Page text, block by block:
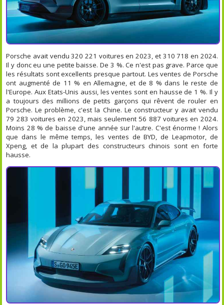
Porsche avait vendu 320 221 voitures en 2023, et 310 718 en 2024.
Il y donc eu une petite baisse. De 3 %. Ce n'est pas grave. Parce que
les résultats sont excellents presque partout. Les ventes de Porsche
ont augmenté de 11 % en Allemagne, et de 8 % dans le reste de
l'Europe. Aux Etats-Unis aussi, les ventes sont en hausse de 1 %. Il y
a toujours des millions de petits garçons qui rêvent de rouler en
Porsche. Le problème, c'est la Chine. Le constructeur y avait vendu
79 283 voitures en 2023, mais seulement 56 887 voitures en 2024.
Moins 28 % de baisse d'une année sur l'autre. C'est énorme ! Alors
que dans le même temps, les ventes de BYD, de Leapmotor, de
Xpeng, et de la plupart des constructeurs chinois sont en forte
hausse.